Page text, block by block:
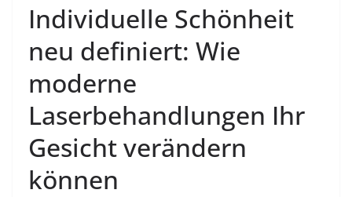
Individuelle Schönheit
neu definiert: Wie
moderne
Laserbehandlungen Ihr
Gesicht verändern
können